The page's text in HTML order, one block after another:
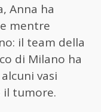
Anna ha
mentre
il team della
di Milano ha
vasi
il tumore.